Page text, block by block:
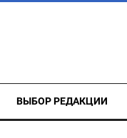
ВЫБОР РЕДАКЦИИ